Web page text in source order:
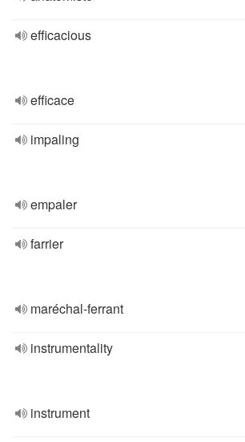
efficacious
efficace
impaling
empaler
farrier
maréchal-ferrant
instrumentality
instrument